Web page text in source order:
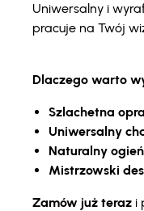
Uniwersalny i
pracuje na Twój
Dlaczego warto
Szlachetna
Uniwersalny
Naturalny
Mistrzowski
Zamów już terazi